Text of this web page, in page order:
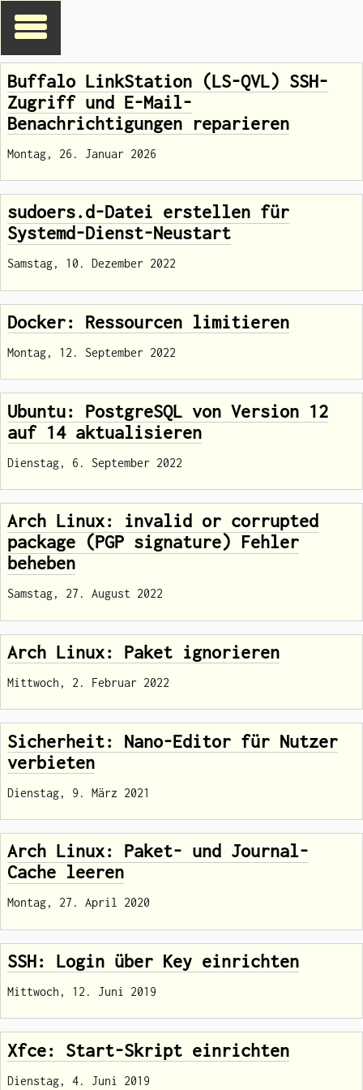
Buffalo LinkStation (LS-QVL) SSH-
Zugriff und E-Mail-
Benachrichtigungen reparieren
Montag, 26. Januar 2026
sudoers.d-Datei erstellen für
Systemd-Dienst-Neustart
Samstag, 10. Dezember 2022
Docker: Ressourcen limitieren
Montag, 12. September 2022
Ubuntu: PostgreSQL von Version 12
auf 14 aktualisieren
Dienstag, 6. September 2022
Arch Linux: invalid or corrupted
package (PGP signature) Fehler
beheben
Samstag, 27. August 2022
Arch Linux: Paket ignorieren
Mittwoch, 2. Februar 2022
Sicherheit: Nano-Editor für Nutzer
verbieten
Dienstag, 9. März 2021
Arch Linux: Paket- und Journal-
Cache leeren
Montag, 27. April 2020
SSH: Login über Key einrichten
Mittwoch, 12. Juni 2019
Xfce: Start-Skript einrichten
Dienstag, 4. Juni 2019